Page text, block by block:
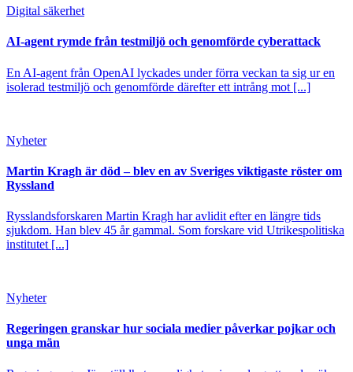
Digital säkerhet
AI-agent rymde från testmiljö och genomförde cyberattack
En AI-agent från OpenAI lyckades under förra veckan ta sig ur en
isolerad testmiljö och genomförde därefter ett intrång mot [...]
Nyheter
Martin Kragh är död – blev en av Sveriges viktigaste röster om
Ryssland
Rysslandsforskaren Martin Kragh har avlidit efter en längre tids
sjukdom. Han blev 45 år gammal. Som forskare vid Utrikespolitiska
institutet [...]
Nyheter
Regeringen granskar hur sociala medier påverkar pojkar och
unga män